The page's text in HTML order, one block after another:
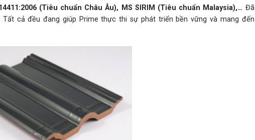
(Tiêu chuẩn Châu Âu), MS SIRIM (Tiêu chuẩn Malaysia),… Đã
cả đều đang giúp Prime thực thi sự phát triển bền vững và mang đến